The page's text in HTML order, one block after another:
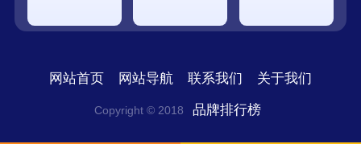
网站首页 网站导航 联系我们 关于我们
Copyright © 2018 品牌排行榜